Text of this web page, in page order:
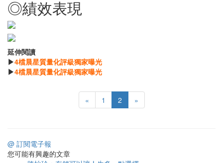
◎績效表現
延伸閱讀
▶4檔晨星質量化評級獨家曝光
▶4檔晨星質量化評級獨家曝光
« 1 2 »
@ 訂閱電子報
您可能有興趣的文章